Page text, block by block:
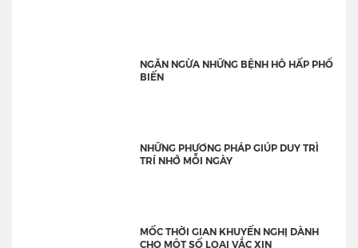
NGĂN NGỪA NHỮNG BỆNH HÔ HẤP PHỔ
BIẾN
NHỮNG PHƯƠNG PHÁP GIÚP DUY TRÌ
TRÍ NHỚ MỖI NGÀY
MỐC THỜI GIAN KHUYẾN NGHỊ DÀNH
CHO MỘT SỐ LOẠI VẮC XIN